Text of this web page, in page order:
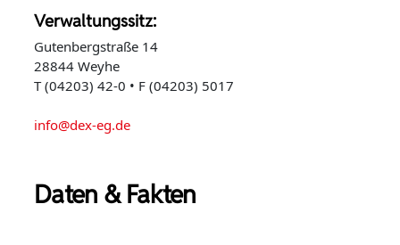
Verwaltungssitz:
Gutenbergstraße 14
28844 Weyhe
T (04203) 42-0 • F (04203) 5017
info@dex-eg.de
Daten & Fakten